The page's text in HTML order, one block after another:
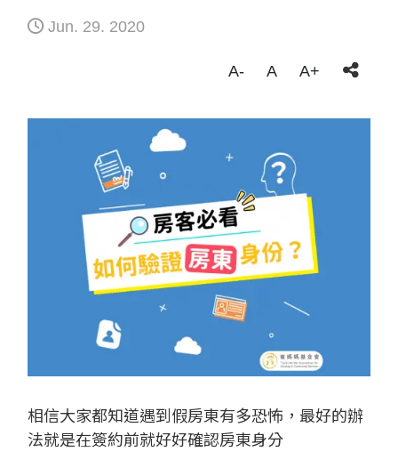
Jun. 29. 2020
A- A A+
相信大家都知道遇到假房東有多恐怖，最好的辦
法就是在簽約前就好好確認房東身分